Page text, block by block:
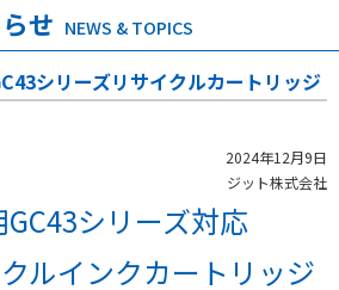
せ NEWS & TOPICS
シリーズリサイクルカートリッジ
2024年12月9日
ジット株式会社
GC43シリーズ対応
ルインクカートリッジ